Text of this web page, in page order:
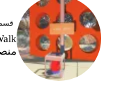
قسم